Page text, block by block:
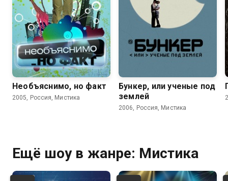
5.9
Необъяснимо, но факт
2005, Россия, Мистика
Бункер, или ученые под
землей
2006, Россия, Мистика
Ещё шоу в жанре: Мистика